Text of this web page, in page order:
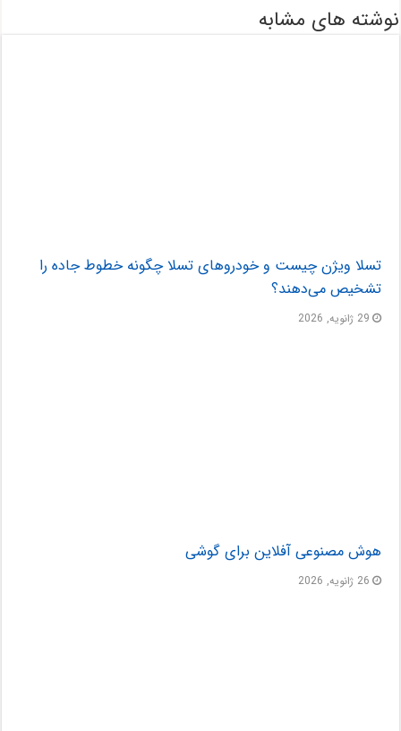
نوشته های مشابه
تسلا ویژن چیست و خودروهای تسلا چگونه خطوط جاده را
تشخیص می‌دهند؟
29 ژانویه, 2026
هوش مصنوعی آفلاین برای گوشی
26 ژانویه, 2026